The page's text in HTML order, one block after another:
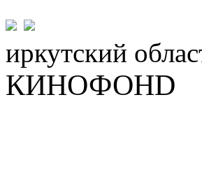
иркутский
КИНОФОНD